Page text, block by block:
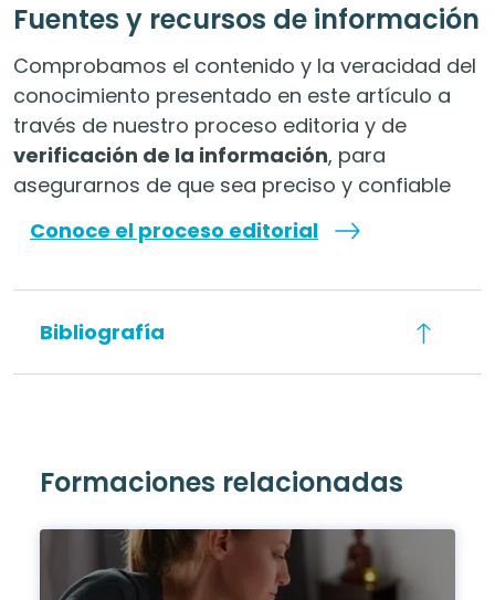
Fuentes y recursos de información
Comprobamos el contenido y la veracidad del
conocimiento presentado en este artículo a
través de nuestro proceso editoria y de
verificación de la información, para
asegurarnos de que sea preciso y confiable
Conoce el proceso editorial
Bibliografía
Formaciones relacionadas